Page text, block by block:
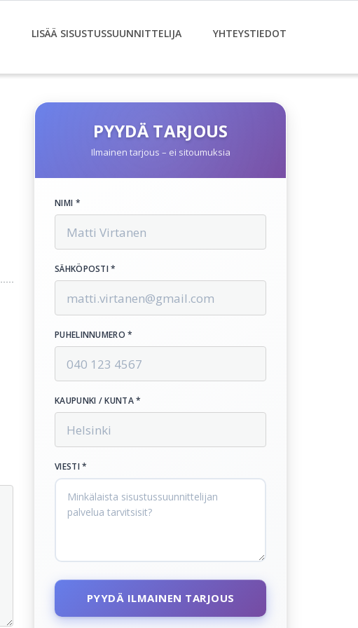
LISÄÄ SISUSTUSSUUNNITTELIJA YHTEYSTIEDOT
PYYDÄ TARJOUS
Ilmainen tarjous – ei sitoumuksia
NIMI *
SÄHKÖPOSTI *
PUHELINNUMERO *
KAUPUNKI / KUNTA *
VIESTI *
PYYDÄ ILMAINEN TARJOUS